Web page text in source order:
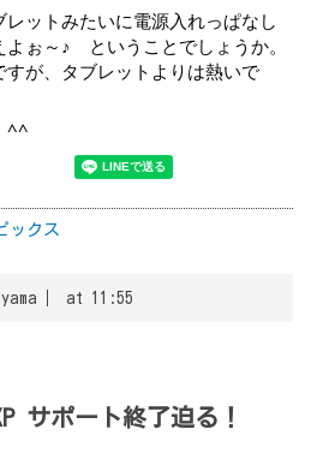
ットみたいに電源入れっぱなし
ぉ～♪　ということでしょうか。
が、タブレットよりは熱いで
^^
ックス
at 11:55
サポート終了迫る！